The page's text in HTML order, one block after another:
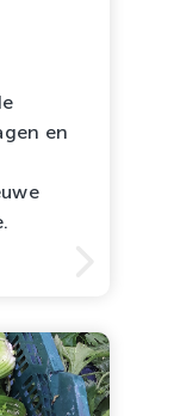
en